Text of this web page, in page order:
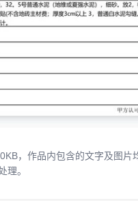
，作品内包含的文字及图片
理。